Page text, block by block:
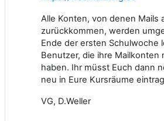
Alle Konten, von denen Mails
zurückkommen, werden
Ende der ersten Schulwoche
Benutzer, die ihre
haben. Ihr müsst Euch dann
neu in Eure Kursräume
VG, D.Weller